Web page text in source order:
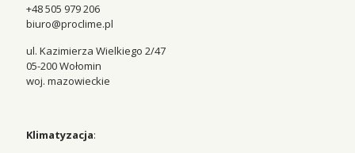
+48 505 979 206
biuro@proclime.pl
ul. Kazimierza Wielkiego 2/47
05-200 Wołomin
woj. mazowieckie
Klimatyzacja: